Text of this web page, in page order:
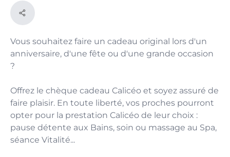
Vous souhaitez faire un cadeau original lors d'un
anniversaire, d'une fête ou d'une grande occasion
?
Offrez le chèque cadeau Calicéo et soyez assuré de
faire plaisir. En toute liberté, vos proches pourront
opter pour la prestation Calicéo de leur choix :
pause détente aux Bains, soin ou massage au Spa,
séance Vitalité...